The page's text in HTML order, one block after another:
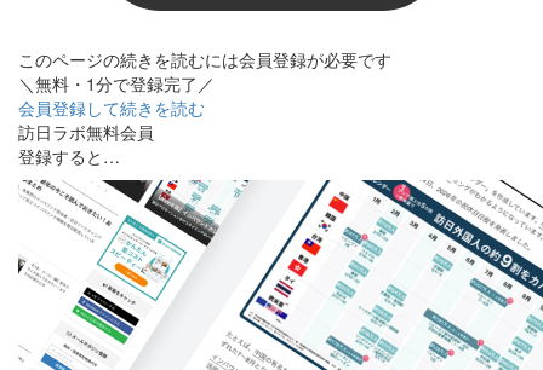
このページの続きを読むには会員登録が必要です
＼無料・1分で登録完了／
会員登録して続きを読む
訪日ラボ無料会員
登録すると…